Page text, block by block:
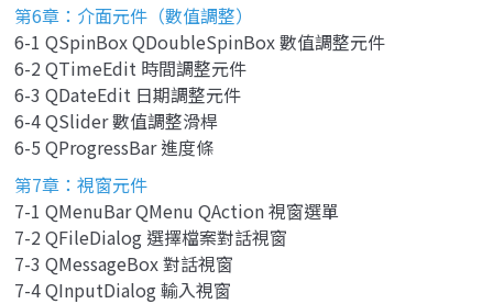
第6章：介面元件（數值調整）
6-1 QSpinBox QDoubleSpinBox 數值調整元件
6-2 QTimeEdit 時間調整元件
6-3 QDateEdit 日期調整元件
6-4 QSlider 數值調整滑桿
6-5 QProgressBar 進度條
第7章：視窗元件
7-1 QMenuBar QMenu QAction 視窗選單
7-2 QFileDialog 選擇檔案對話視窗
7-3 QMessageBox 對話視窗
7-4 QInputDialog 輸入視窗